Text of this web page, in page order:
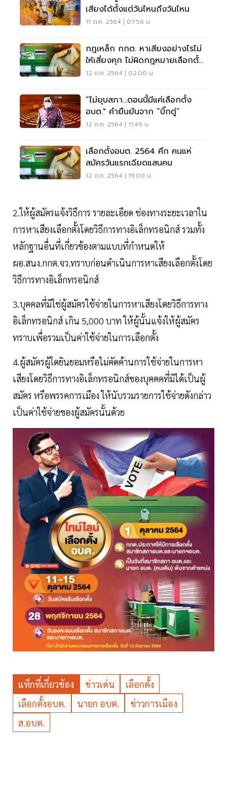
เสียงได้ตั้งแต่วันไหนถึงวันไหน
11 ต.ค. 2564 | 07:56 น.
กฎเหล็ก กกต. หาเสียงอย่างไรไม่
ให้เสี่ยงคุก ไม่ผิดกฎหมายเลือกตั้ง
อบต.
12 ต.ค. 2564 | 02:00 น.
“ไม่ยุบสภา...ตอนนี้มีแค่เลือกตั้ง
อบต." คำยืนยันจาก “บิ๊กตู่”
12 ต.ค. 2564 | 11:49 น.
เลือกตั้งอบต. 2564 คึก คนแห่
สมัครวันแรกเฉียดแสนคน
12 ต.ค. 2564 | 19:00 น.
2.ให้ผู้สมัครแจ้งวิธีการ รายละเอียด ช่องทางระยะเวลาใน
การหาเสียงเลือกตั้งโดยวิธีการทางอิเล็กทรอนิกส์ รวมทั้ง
หลักฐานอื่นที่เกี่ยวข้องตามแบบที่กำหนดให้
ผอ.สนง.กกต.จว.ทราบก่อนดำเนินการหาเสียงเลือกตั้งโดย
วิธีการทางอิเล็กทรอนิกส์
3.บุคคลที่มิใช่ผู้สมัครใช้จ่ายในการหาเสียงโดยวิธีการทาง
อิเล็กทรอนิกส์ เกิน 5,000 บาท ให้ผู้นั้นแจ้งให้ผู้สมัคร
ทราบเพื่อรวมเป็นค่าใช้จ่ายในการเลือกตั้ง
4.ผู้สมัครผู้ใดยินยอมหรือไม่คัดค้านการใช้จ่ายในการหา
เสียงโดยวิธีการทางอิเล็กทรอนิกส์ของบุคคคที่มิได้เป็นผู้
สมัคร หรือพรรคการเมือง ให้นับรวมรายการใช้จ่ายดังกล่าว
เป็นค่าใช้จ่ายของผู้สมัครนั้นด้วย
แท็กที่เกี่ยวข้อง ข่าวเด่น
เลือกตั้ง
เลือกตั้งอบต.
นายก อบต.
ข่าวการเมือง
ส.อบต.